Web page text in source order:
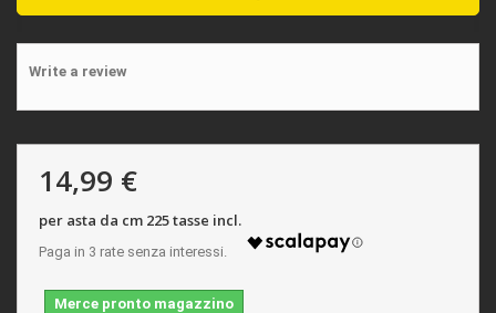
Write a review
14,99 €
per asta da cm 225 tasse incl.
Merce pronto magazzino